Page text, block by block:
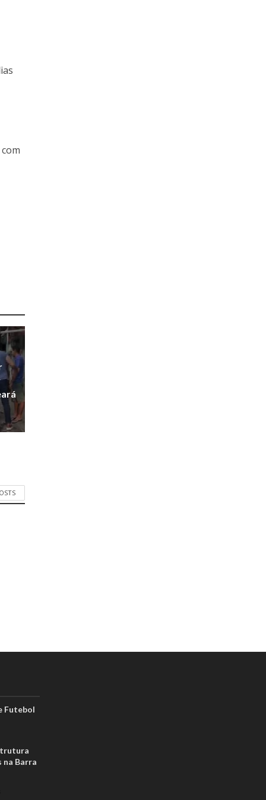
Futebol
na Barra